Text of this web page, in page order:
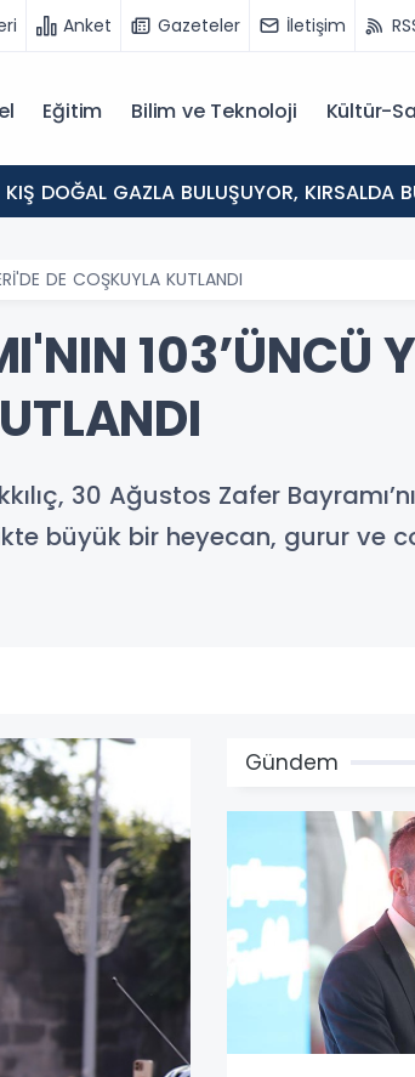
Anket Gazeteler İletişim
Eğitim Bilim ve Teknoloji Kültür-
DE COŞKUYLA KUTLANDI
103’ÜNCÜ
30 Ağustos Zafer
büyük bir heyecan, gurur ve
Gündem